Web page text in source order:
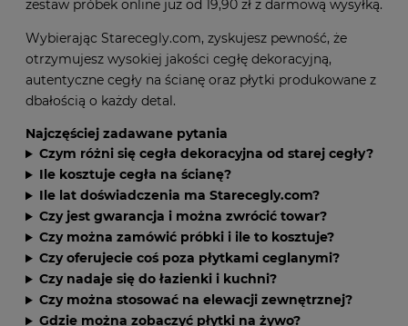
Nie masz możliwości odwiedzenia showroomu? Zamów
zestaw próbek online już od 19,90 zł z darmową wysyłką.
Wybierając Starecegly.com, zyskujesz pewność, że
otrzymujesz wysokiej jakości cegłę dekoracyjną,
autentyczne cegły na ścianę oraz płytki produkowane z
dbałością o każdy detal.
Najczęściej zadawane pytania
Czym różni się cegła dekoracyjna od starej cegły?
Ile kosztuje cegła na ścianę?
Ile lat doświadczenia ma Starecegly.com?
Czy jest gwarancja i można zwrócić towar?
Czy można zamówić próbki i ile to kosztuje?
Czy oferujecie coś poza płytkami ceglanymi?
Czy nadaje się do łazienki i kuchni?